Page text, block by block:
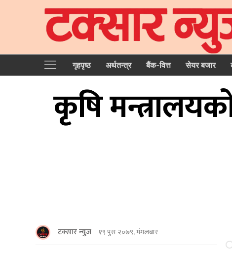
गृहपृष्‍ठ अर्थतन्त्र बैंक-वित्त सेयर बजार
कृषि
टक्सार न्युज १९ पुस २०७९, मंगलबार